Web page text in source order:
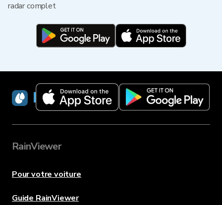
radar complet
RainViewer
RainViewer
Pour votre voiture
Guide RainViewer